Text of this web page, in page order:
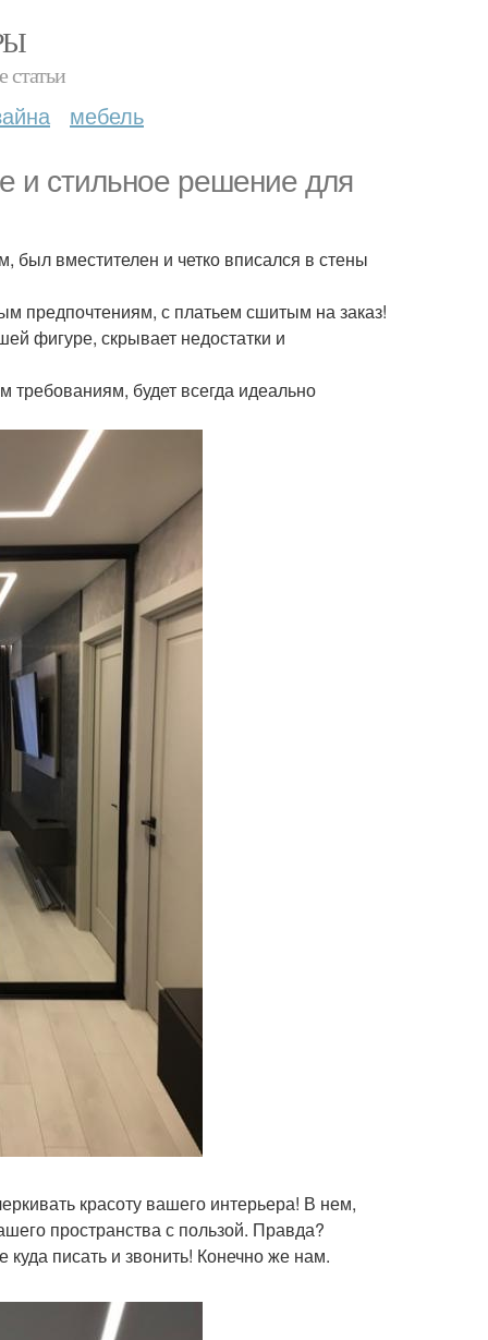
статьи
мебель
и стильное решение для
был вместителен и четко вписался в стены
предпочтениям, с платьем сшитым на заказ!
фигуре, скрывает недостатки и
требованиям, будет всегда идеально
красоту вашего интерьера! В нем,
пространства с пользой. Правда?
писать и звонить! Конечно же нам.